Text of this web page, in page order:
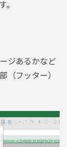
。
ジあるかなど
（フッター）